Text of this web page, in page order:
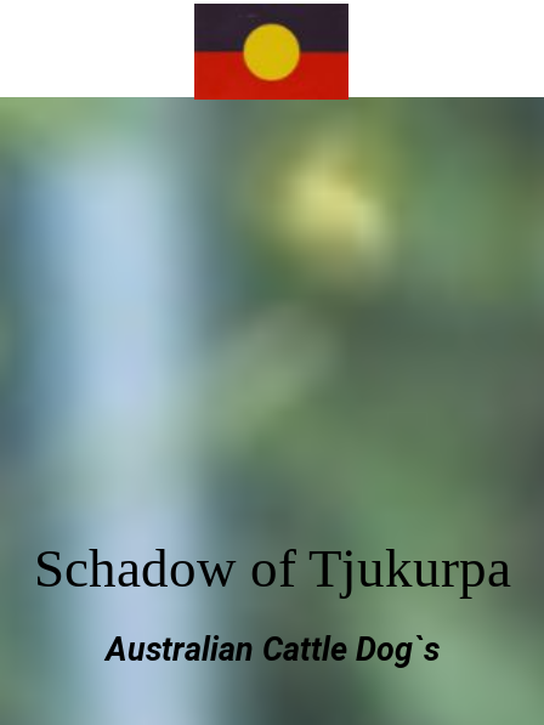
Schadow of Tjukurpa
Australian Cattle Dog`s